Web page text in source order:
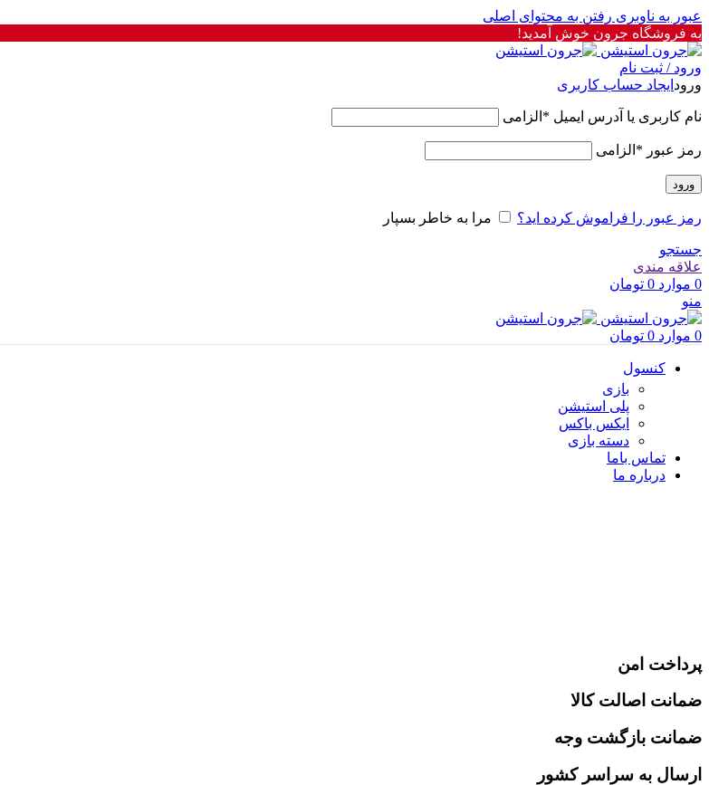
عبور به ناوبری رفتن به محتوای اصلی
به فروشگاه جرون خوش آمدید!
ورود / ثبت نام
ورود ایجاد حساب کاربری
نام کاربری یا آدرس ایمیل * الزامی
رمز عبور * الزامی
ورود
رمز عبور را فراموش کرده اید؟ مرا به خاطر بسپار
جستجو
علاقه مندی
0 موارد 0 تومان
منو
0 موارد 0 تومان
کنسول
بازی
پلی استیشن
ایکس باکس
دسته بازی
تماس باما
درباره ما
پرداخت امن
ضمانت اصالت کالا
ضمانت بازگشت وجه
ارسال به سراسر کشور